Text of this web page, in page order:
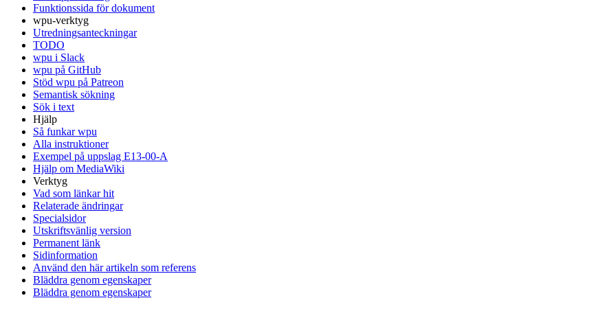
Funktionssida för dokument
wpu-verktyg
Utredningsanteckningar
TODO
wpu i Slack
wpu på GitHub
Stöd wpu på Patreon
Semantisk sökning
Sök i text
Hjälp
Så funkar wpu
Alla instruktioner
Exempel på uppslag E13-00-A
Hjälp om MediaWiki
Verktyg
Vad som länkar hit
Relaterade ändringar
Specialsidor
Utskriftsvänlig version
Permanent länk
Sidinformation
Använd den här artikeln som referens
Bläddra genom egenskaper
Bläddra genom egenskaper